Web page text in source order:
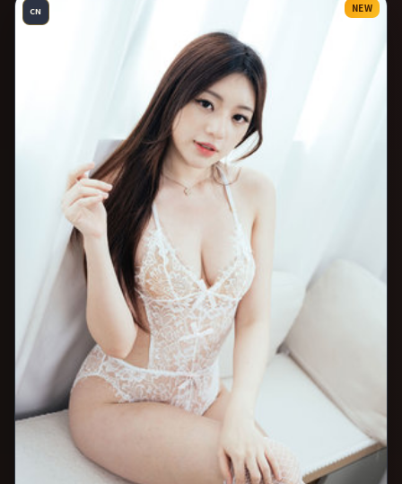
CN NEW